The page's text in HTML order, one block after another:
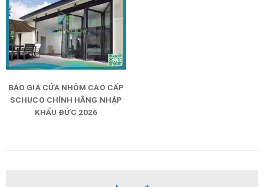
BÁO GIÁ CỬA NHÔM CAO CẤP
SCHUCO CHÍNH HÃNG NHẬP
KHẨU ĐỨC 2026